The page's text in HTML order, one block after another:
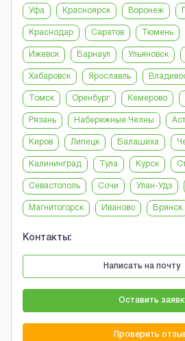
Уфа Красноярск Воронеж
Краснодар Саратов Тюмень
Ижевск Барнаул Ульяновск
Хабаровск Ярославль
Томск Оренбург Кемерово
Рязань Набережные Челны
Киров Липецк Балашиха
Калининград Тула Курск
Севастополь Сочи Улан-Удэ
Магнитогорск Иваново Брянск
Контакты:
Написать на почту
Оставить
Проверить